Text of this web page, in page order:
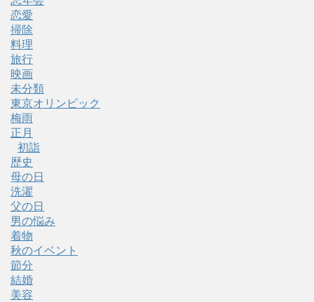
恋愛
掃除
料理
旅行
映画
未分類
東京オリンピック
梅雨
正月
初詣
歴史
母の日
洗濯
父の日
男の悩み
着物
秋のイベント
節分
結婚
美容